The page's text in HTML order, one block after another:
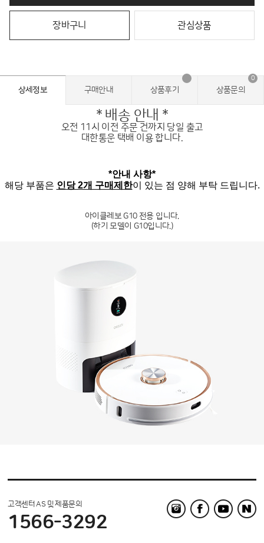
장바구니 관심상품
상세정보 구매안내 상품후기 상품문의
0
* 배송 안내 *
오전 11시 이전 주문 건까지 당일 출고
대한통운 택배 이용 합니다.
*안내 사항*
해당 부품은 인당 2개 구매제한이 있는 점 양해 부탁 드립니다.
아이클레보 G10 전용 입니다.
(하기 모델이 G10입니다.)
고객센터 AS 및 제품문의
1566-3292